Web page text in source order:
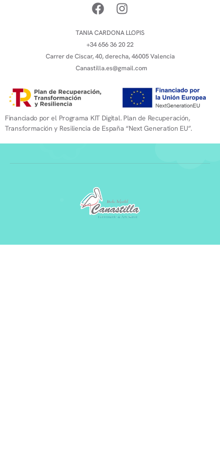
TANIA CARDONA LLOPIS
+34 656 36 20 22
Carrer de Ciscar, 40, derecha, 46005 Valencia
Canastilla.es@gmail.com
Financiado por el Programa KIT Digital. Plan de Recuperación,
Transformación y Resiliencia de España “Next Generation EU”.